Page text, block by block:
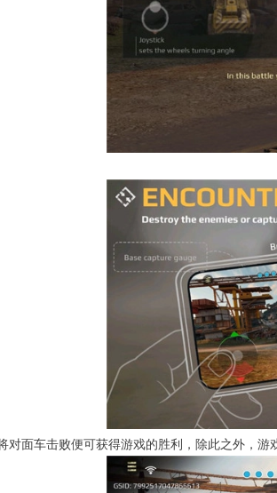
对面车击败便可获得游戏的胜利，除此之外，游